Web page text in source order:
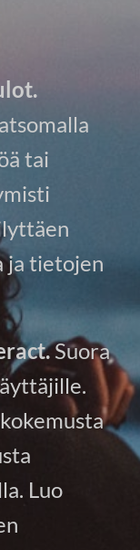
tai
ja tietojen
Suora
Luo